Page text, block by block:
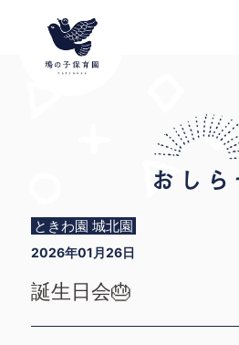
ときわ園 城北園
2026年01月26日
誕生日会🎂